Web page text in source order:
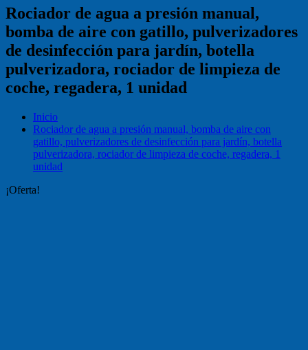
Rociador de agua a presión manual,
bomba de aire con gatillo, pulverizadores
de desinfección para jardín, botella
pulverizadora, rociador de limpieza de
coche, regadera, 1 unidad
Inicio
Rociador de agua a presión manual, bomba de aire con
gatillo, pulverizadores de desinfección para jardín, botella
pulverizadora, rociador de limpieza de coche, regadera, 1
unidad
¡Oferta!